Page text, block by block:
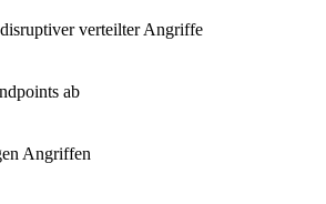
verteilter Angriffe
ab
Angriffen